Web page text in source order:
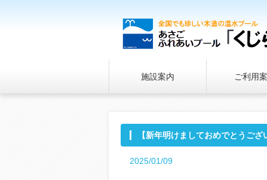
施設案内 ご利用
【新年明けましておめでとうござ
2025/01/09